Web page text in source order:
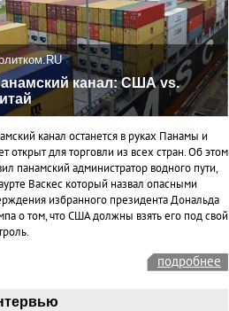
канал: США vs.
канал останется в руках Панамы и
открыт для торговли из всех стран. Об этом
панамский администратор водного пути,
Васкес который назвал опасными
избранного президента Дональда
о том, что США должны взять его под свой
подробнее